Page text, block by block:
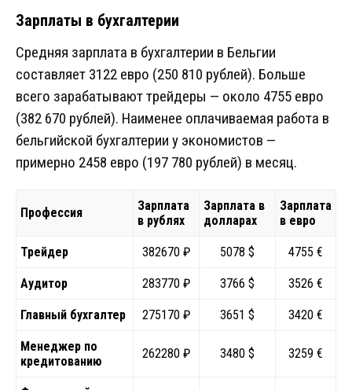
Зарплаты в бухгалтерии
Средняя зарплата в бухгалтерии в Бельгии
составляет 3122 евро (250 810 рублей). Больше
всего зарабатывают трейдеры — около 4755 евро
(382 670 рублей). Наименее оплачиваемая работа в
бельгийской бухгалтерии у экономистов —
примерно 2458 евро (197 780 рублей) в месяц.
Профессия
Зарплата
в рублях
Зарплата в
долларах
Зарплата
в евро
Трейдер 382670 ₽ 5078 $ 4755 €
Аудитор 283770 ₽ 3766 $ 3526 €
Главный бухгалтер 275170 ₽ 3651 $ 3420 €
Менеджер по
кредитованию
262280 ₽ 3480 $ 3259 €